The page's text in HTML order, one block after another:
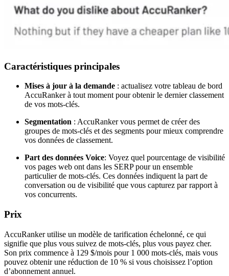
Caractéristiques principales
Mises à jour à la demande : actualisez votre tableau de bord
AccuRanker à tout moment pour obtenir le dernier classement
de vos mots-clés.
Segmentation : AccuRanker vous permet de créer des
groupes de mots-clés et des segments pour mieux comprendre
vos données de classement.
Part des données Voice: Voyez quel pourcentage de visibilité
vos pages web ont dans les SERP pour un ensemble
particulier de mots-clés. Ces données indiquent la part de
conversation ou de visibilité que vous capturez par rapport à
vos concurrents.
Prix
AccuRanker utilise un modèle de tarification échelonné, ce qui
signifie que plus vous suivez de mots-clés, plus vous payez cher.
Son prix commence à 129 $/mois pour 1 000 mots-clés, mais vous
pouvez obtenir une réduction de 10 % si vous choisissez l’option
d’abonnement annuel.